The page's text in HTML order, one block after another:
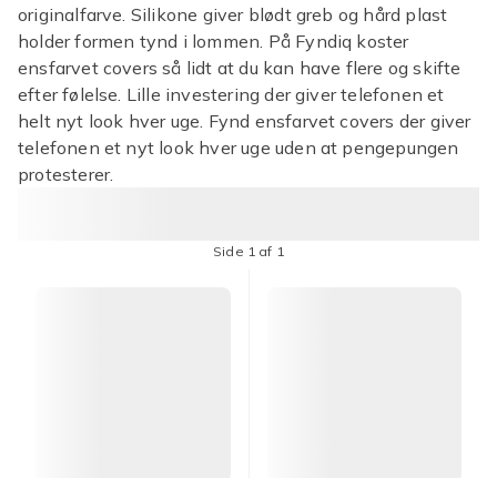
originalfarve. Silikone giver blødt greb og hård plast
holder formen tynd i lommen. På Fyndiq koster
ensfarvet covers så lidt at du kan have flere og skifte
efter følelse. Lille investering der giver telefonen et
helt nyt look hver uge. Fynd ensfarvet covers der giver
telefonen et nyt look hver uge uden at pengepungen
protesterer.
Side 1 af 1